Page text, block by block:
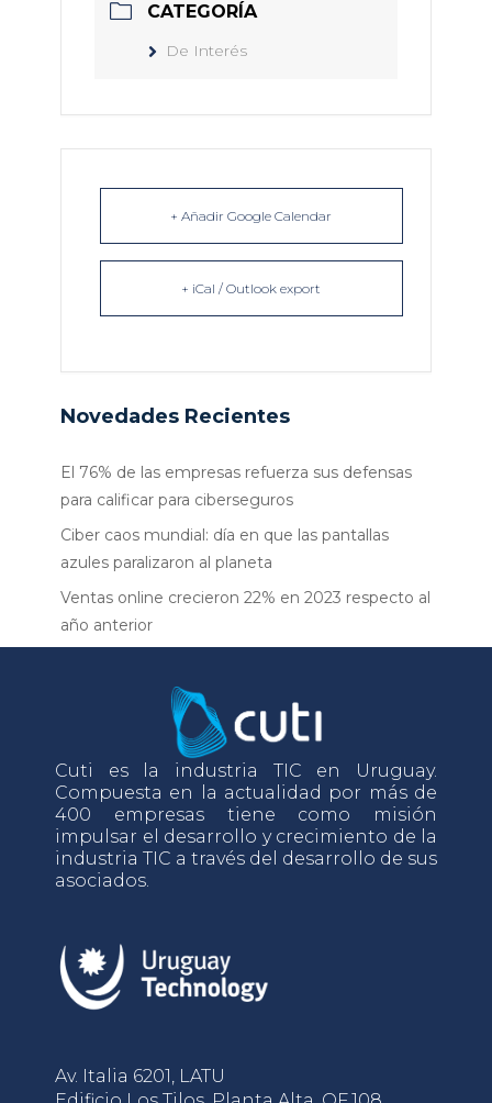
CATEGORÍA
De Interés
+ Añadir Google Calendar
+ iCal / Outlook export
Novedades Recientes
El 76% de las empresas refuerza sus defensas
para calificar para ciberseguros
Ciber caos mundial: día en que las pantallas
azules paralizaron al planeta
Ventas online crecieron 22% en 2023 respecto al
año anterior
Cuti es la industria TIC en Uruguay.
Compuesta en la actualidad por más de
400 empresas tiene como misión
impulsar el desarrollo y crecimiento de la
industria TIC a través del desarrollo de sus
asociados.
Av. Italia 6201, LATU